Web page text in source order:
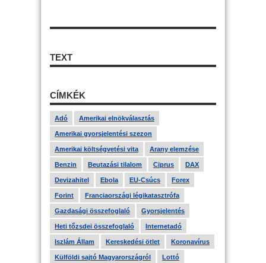
TEXT
CÍMKÉK
Adó Amerikai elnökválasztás
Amerikai gyorsjelentési szezon
Amerikai költségvetési vita Arany elemzése
Benzin Beutazási tilalom Ciprus DAX
Devizahitel Ebola EU-Csúcs Forex
Forint Franciaországi légikatasztrófa
Gazdasági összefoglaló Gyorsjelentés
Heti tőzsdei összefoglaló Internetadó
Iszlám Állam Kereskedési ötlet Koronavírus
Külföldi sajtó Magyarországról Lottó